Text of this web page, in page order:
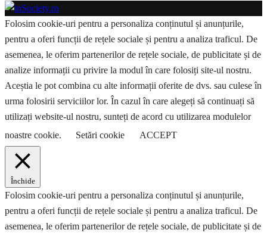
Folosim cookie-uri pentru a personaliza conținutul și anunțurile,
pentru a oferi funcții de rețele sociale și pentru a analiza traficul. De
asemenea, le oferim partenerilor de rețele sociale, de publicitate și de
analize informații cu privire la modul în care folosiți site-ul nostru.
Aceștia le pot combina cu alte informații oferite de dvs. sau culese în
urma folosirii serviciilor lor. În cazul în care alegeți să continuați să
utilizați website-ul nostru, sunteți de acord cu utilizarea modulelor
noastre cookie.
Setări cookie ACCEPT
Închide
Folosim cookie-uri pentru a personaliza conținutul și anunțurile,
pentru a oferi funcții de rețele sociale și pentru a analiza traficul. De
asemenea, le oferim partenerilor de rețele sociale, de publicitate și de